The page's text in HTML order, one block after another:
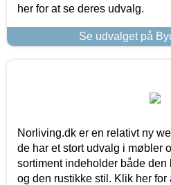
her for at se deres udvalg.
Se udvalget på
Norliving.dk er en relativt ny
de har et stort udvalg i møbler
sortiment indeholder både
og den rustikke stil. Klik her for